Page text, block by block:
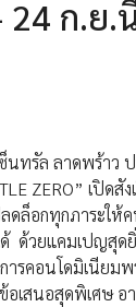
ก.ย.
ทรัล ลาดพร้าว
ZERO” เปิด
ดล็อกทุกภาระให้
ด้วยแคมเปญสุด
ารคอนโดมิเนีย
อเสนอสุดพิเศษ